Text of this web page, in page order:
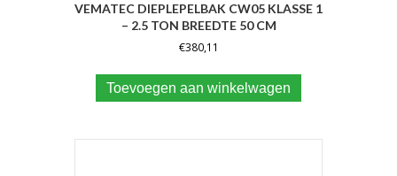
VEMATEC DIEPLEPELBAK CW05 KLASSE 1
– 2.5 TON BREEDTE 50 CM
€380,11
Toevoegen aan winkelwagen